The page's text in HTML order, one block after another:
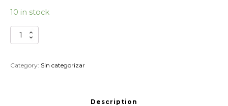
10 in stock
TORNILLO
MOTOR
KAWASAKI
Category: Sin categorizar
Description